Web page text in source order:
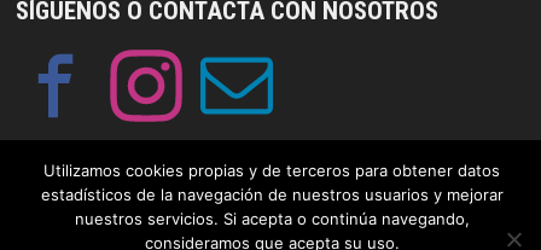
SÍGUENOS O CONTACTA CON NOSOTROS
© Copyright GayFriendlySpain 2019 Funciona con WordPressy
Utilizamos cookies propias y de terceros para obtener datos
estadísticos de la navegación de nuestros usuarios y mejorar
nuestros servicios. Si acepta o continúa navegando,
consideramos que acepta su uso.